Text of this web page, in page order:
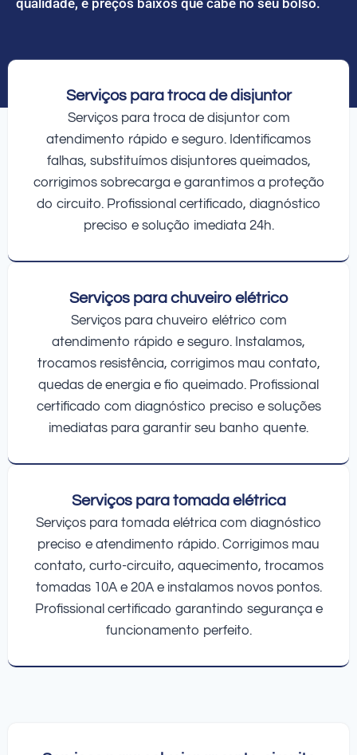
Serviços para troca de disjuntor
Serviços para troca de disjuntor com
atendimento rápido e seguro. Identificamos
falhas, substituímos disjuntores queimados,
corrigimos sobrecarga e garantimos a proteção
do circuito. Profissional certificado, diagnóstico
preciso e solução imediata 24h.
Serviços para chuveiro elétrico
Serviços para chuveiro elétrico com
atendimento rápido e seguro. Instalamos,
trocamos resistência, corrigimos mau contato,
quedas de energia e fio queimado. Profissional
certificado com diagnóstico preciso e soluções
imediatas para garantir seu banho quente.
Serviços para tomada elétrica
Serviços para tomada elétrica com diagnóstico
preciso e atendimento rápido. Corrigimos mau
contato, curto-circuito, aquecimento, trocamos
tomadas 10A e 20A e instalamos novos pontos.
Profissional certificado garantindo segurança e
funcionamento perfeito.